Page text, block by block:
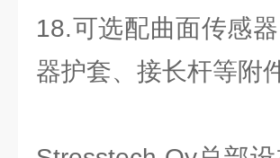
18.可选配曲面传感
器护套、接长杆等附